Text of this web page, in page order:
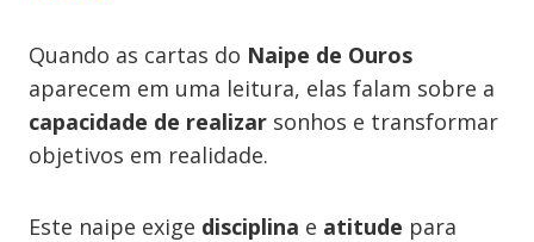
Quando as cartas do Naipe de Ouros
aparecem em uma leitura, elas falam sobre a
capacidade de realizar sonhos e transformar
objetivos em realidade.
Este naipe exige disciplina e atitude para